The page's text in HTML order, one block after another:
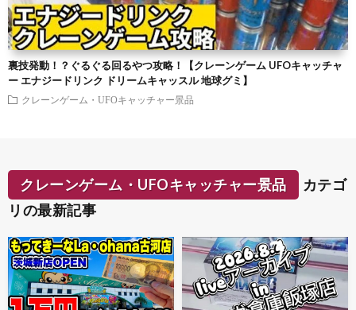
裏技発動！？ぐるぐる回るやつ攻略！【クレーンゲーム UFOキャッチャ
ー エナジードリンク ドリームキャッスル 地球グミ】
クレーンゲーム・UFOキャッチャー景品
クレーンゲーム・UFOキャッチャー景品
カテゴ
リの最新記事